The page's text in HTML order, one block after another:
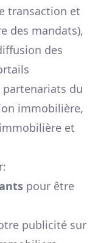
transaction et
des mandats),
des
du
immobilière,
et
pour être
publicité sur